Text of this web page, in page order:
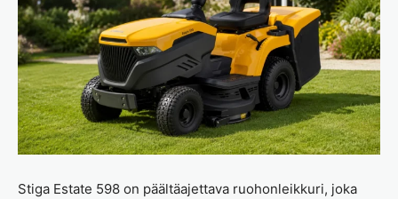
Stiga Estate 598 on päältäajettava ruohonleikkuri, joka